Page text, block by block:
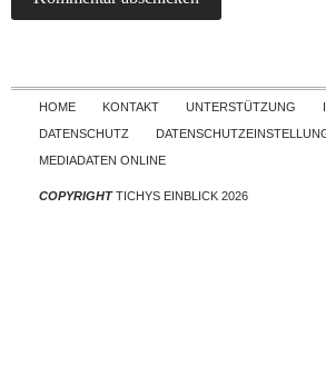
Skip to
HOME KONTAKT UNTERSTÜTZUNG
DATENSCHUTZ
MEDIADATEN ONLINE
COPYRIGHTTICHYS EINBLICK 2026